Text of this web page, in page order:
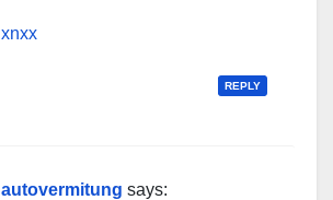
xnxx
REPLY
autovermitung says: